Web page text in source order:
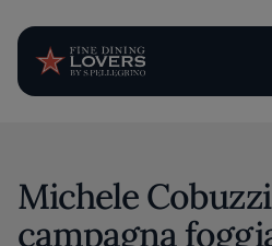
Michele
campagna